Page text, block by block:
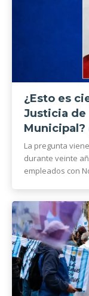
¿Esto es
Justicia de
Municipal?
La pregunta
durante veinte
empleados con